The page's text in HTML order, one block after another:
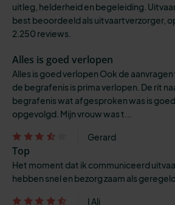
uitleg, helderheid en begeleiding.
best beoordeeld als uitvaartverzorger,
2.250 reviews.
Alles is goed verlopen
Alles is goed verlopen Ook de
de begrafenis is prima verlopen. De rit
begrafenis wat afgesproken was is goed
opgevolgd. Mijn vrouw was t...
Gerard
Top
Het moment dat ik communiceerd
hebben snel en bezorg zaam als geregeld
I Ali